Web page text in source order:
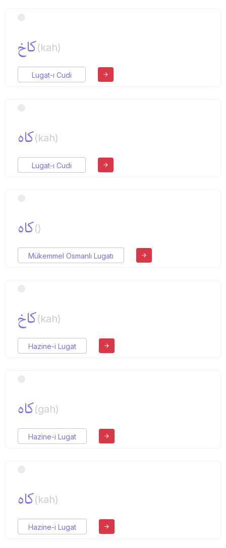
كاخ(kah)
Lugat-ı Cudi
كاه(kah)
Lugat-ı Cudi
كاه()
Mükemmel Osmanlı Lugatı
كاخ(kah)
Hazine-i Lugat
كاه(gah)
Hazine-i Lugat
كاه(kah)
Hazine-i Lugat